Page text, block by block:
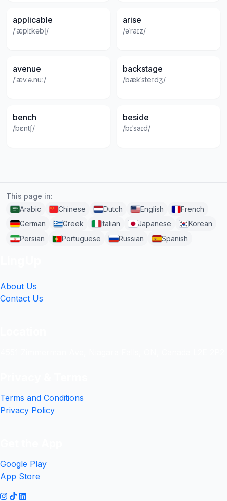
applicable
/ˈæplɪkəbl̩/
arise
/əˈraɪz/
avenue
/ˈæv.ə.nuː/
backstage
/bækˈsteɪdʒ/
bench
/bɛntʃ/
beside
/bɪˈsaɪd/
This page in:
Arabic
Chinese Dutch English
French
German
Greek Italian Japanese
Korean
Persian
Portuguese Russian Spanish
About Us
Contact Us
Terms and Conditions
Privacy Policy
Google Play
App Store